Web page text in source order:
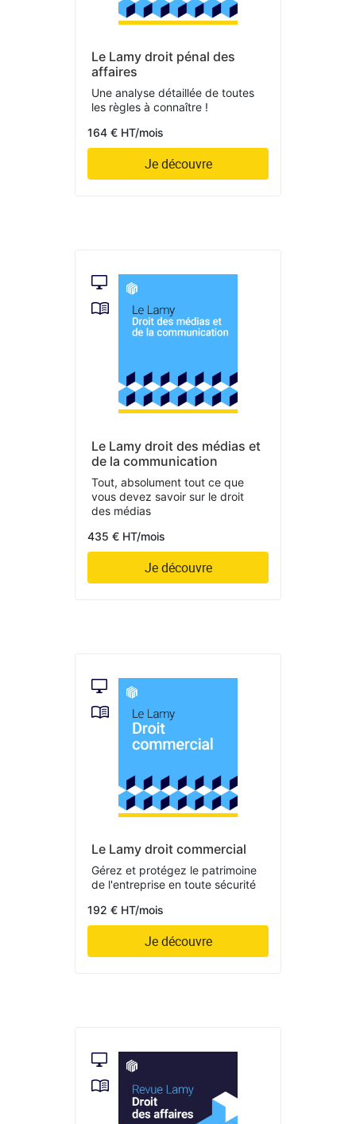
Le Lamy droit pénal des
affaires
Une analyse détaillée de toutes
les règles à connaître !
164 € HT/mois
Je découvre
Le Lamy droit des médias et
de la communication
Tout, absolument tout ce que
vous devez savoir sur le droit
des médias
435 € HT/mois
Je découvre
Le Lamy droit commercial
Gérez et protégez le patrimoine
de l'entreprise en toute sécurité
192 € HT/mois
Je découvre